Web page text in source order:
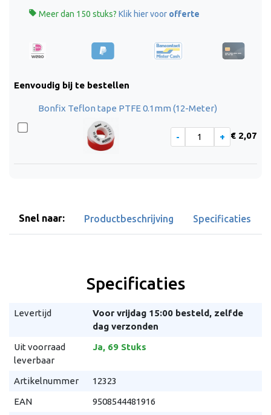
 Meer dan 150 stuks? Klik hier voor offerte
Eenvoudig bij te bestellen
Bonfix Teflon tape PTFE 0.1mm (12-Meter)
€ 2,07
Snel naar: Productbeschrijving Specificaties
Specificaties
Levertijd
Voor vrijdag 15:00 besteld, zelfde
dag verzonden
Uit voorraad
leverbaar
Ja, 69 Stuks
Artikelnummer
12323
EAN
9508544481916